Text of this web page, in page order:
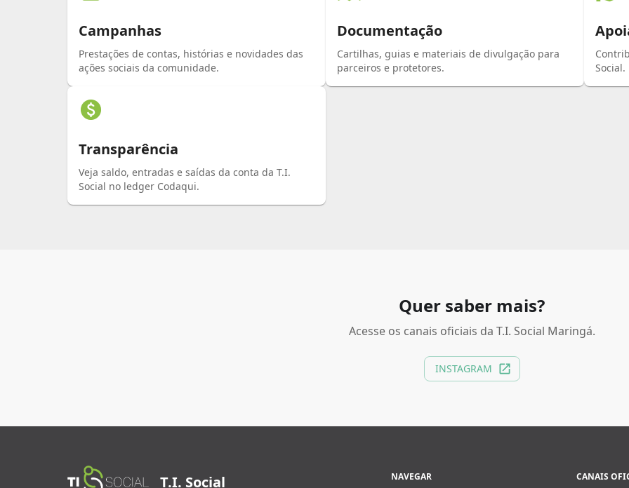
Campanhas
Prestações de contas, histórias e novidades das
ações sociais da comunidade.
Documentação
Cartilhas, guias e materiais de divulgação para
parceiros e protetores.
Social.
Transparência
Veja saldo, entradas e saídas da conta da T.I.
Social no ledger Codaqui.
Quer saber mais?
Acesse os canais oficiais da T.I. Social Maringá.
INSTAGRAM
T.I. Social NAVEGAR CANAIS